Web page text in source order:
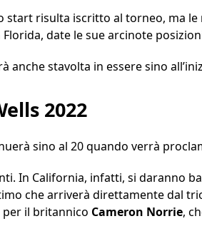
risulta iscritto al torneo, ma
date le sue arcinote
anche stavolta in essere sino
2022
sino al 20 quando verrà
In California, infatti, si daranno
che arriverà direttamente dal
per il britannico Cameron Norrie,